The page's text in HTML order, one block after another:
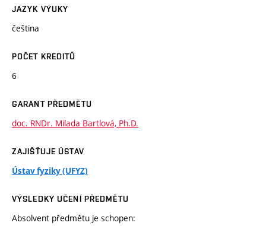
JAZYK VÝUKY
čeština
POČET KREDITŮ
6
GARANT PŘEDMĚTU
doc. RNDr. Milada Bartlová, Ph.D.
ZAJIŠŤUJE ÚSTAV
Ústav fyziky (UFYZ)
VÝSLEDKY UČENÍ PŘEDMĚTU
Absolvent předmětu je schopen: